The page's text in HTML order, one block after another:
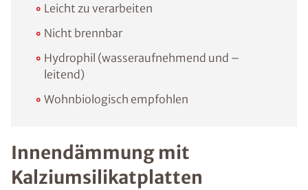
Leicht zu verarbeiten
Nicht brennbar
Hydrophil (wasseraufnehmend und –
leitend)
Wohnbiologisch empfohlen
Innendämmung mit
Kalziumsilikatplatten